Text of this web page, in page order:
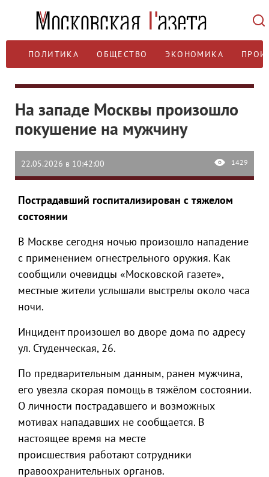
ПОЛИТИКА ОБЩЕСТВО ЭКОНОМИКА
На западе Москвы произошло
покушение на мужчину
22.05.2026 в 10:42:00 1429
Пострадавший госпитализирован с тяжелом
состоянии
В Москве сегодня ночью произошло нападение
с применением огнестрельного оружия. Как
сообщили очевидцы «Московской газете»,
местные жители услышали выстрелы около часа
ночи.
Инцидент произошел во дворе дома по адресу
ул. Студенческая, 26.
По предварительным данным, ранен мужчина,
его увезла скорая помощь в тяжёлом состоянии.
О личности пострадавшего и возможных
мотивах нападавших не сообщается. В
настоящее время на месте
происшествия работают сотрудники
правоохранительных органов.